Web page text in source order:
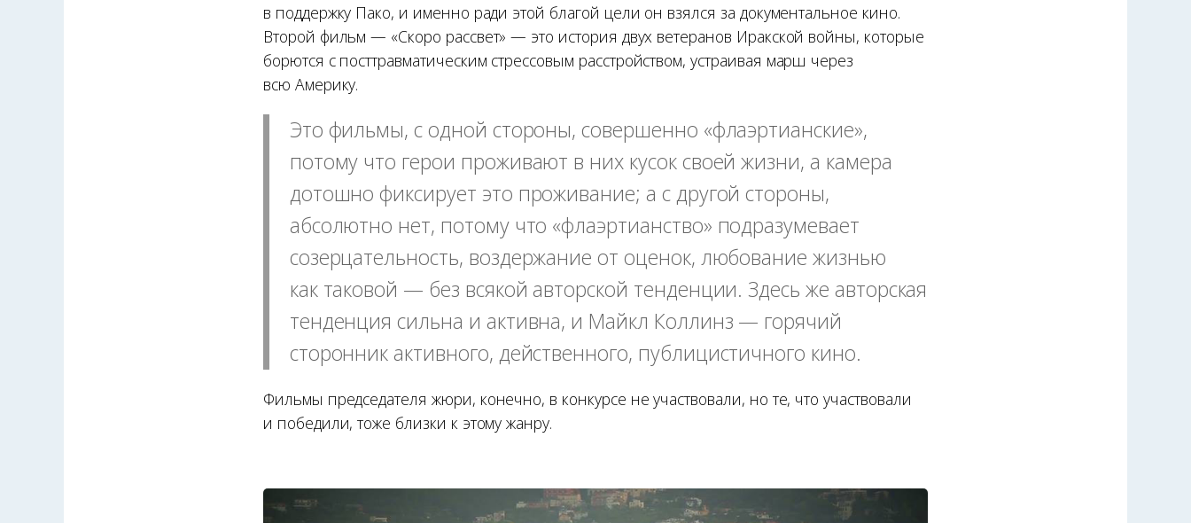
в поддержку Пако, и именно ради этой благой цели он взялся за документальное кино.
Второй фильм — «Скоро рассвет» — это история двух ветеранов Иракской войны, которые
борются с посттравматическим стрессовым расстройством, устраивая марш через
всю Америку.
Это фильмы, с одной стороны, совершенно «флаэртианские»,
потому что герои проживают в них кусок своей жизни, а камера
дотошно фиксирует это проживание; а с другой стороны,
абсолютно нет, потому что «флаэртианство» подразумевает
созерцательность, воздержание от оценок, любование жизнью
как таковой — без всякой авторской тенденции. Здесь же авторская
тенденция сильна и активна, и Майкл Коллинз — горячий
сторонник активного, действенного, публицистичного кино.
Фильмы председателя жюри, конечно, в конкурсе не участвовали, но те, что участвовали
и победили, тоже близки к этому жанру.